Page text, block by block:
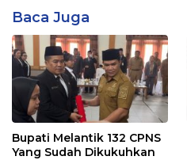
Baca Juga
Bupati Melantik 132 CPNS
Yang Sudah Dikukuhkan